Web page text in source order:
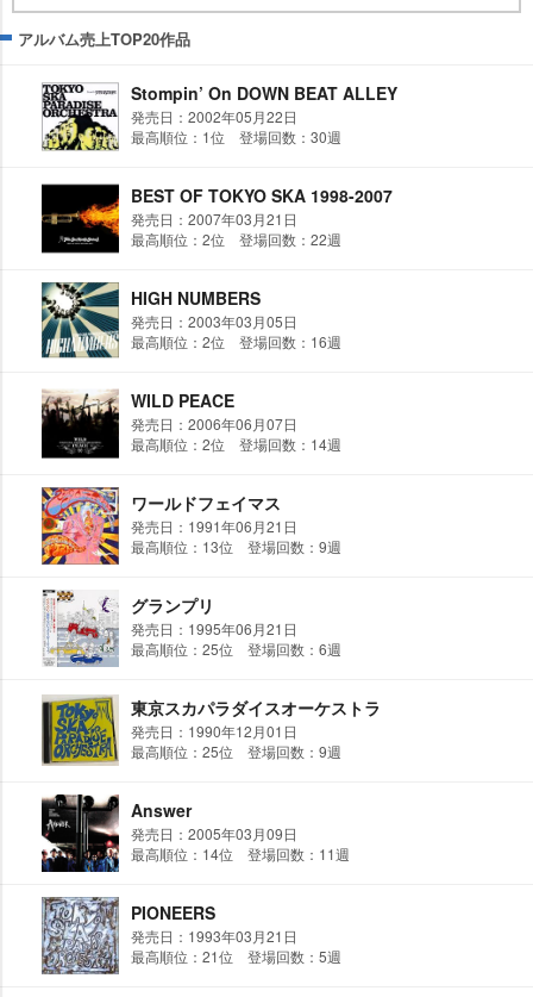
アルバム売上TOP20作品
Stompin’ On DOWN BEAT ALLEY
発売日：2002年05月22日
最高順位：1位 登場回数：30週
BEST OF TOKYO SKA 1998-2007
発売日：2007年03月21日
最高順位：2位 登場回数：22週
HIGH NUMBERS
発売日：2003年03月05日
最高順位：2位 登場回数：16週
WILD PEACE
発売日：2006年06月07日
最高順位：2位 登場回数：14週
ワールドフェイマス
発売日：1991年06月21日
最高順位：13位 登場回数：9週
グランプリ
発売日：1995年06月21日
最高順位：25位 登場回数：6週
東京スカパラダイスオーケストラ
発売日：1990年12月01日
最高順位：25位 登場回数：9週
Answer
発売日：2005年03月09日
最高順位：14位 登場回数：11週
PIONEERS
発売日：1993年03月21日
最高順位：21位 登場回数：5週